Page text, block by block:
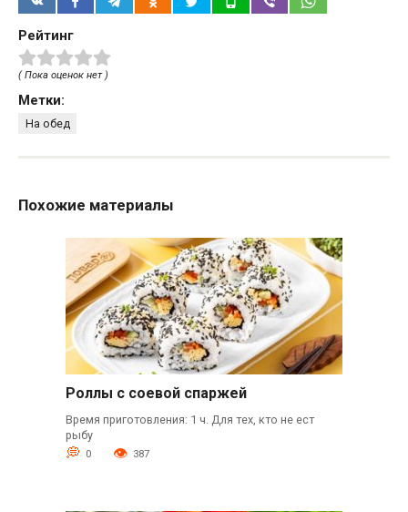
Рейтинг
( Пока оценок нет )
Метки:
На обед
Похожие материалы
Роллы с соевой спаржей
Время приготовления: 1 ч. Для тех, кто не ест
рыбу
0 387